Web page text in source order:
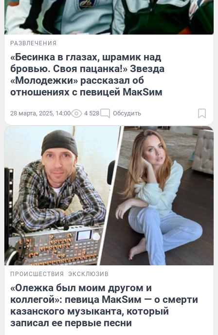
РАЗВЛЕЧЕНИЯ
«Бесинка в глазах, шрамик над
бровью. Своя пацанка!» Звезда
«Молодежки» рассказал об
отношениях с певицей МакSим
28 марта, 2025, 14:00 4 528 Обсудить
ПРОИСШЕСТВИЯ ЭКСКЛЮЗИВ
«Олежка был моим другом и
коллегой»: певица МакSим — о смерти
казанского музыканта, который
записал ее первые песни